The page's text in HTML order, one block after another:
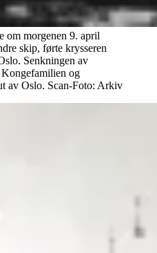
om morgenen 9. april
skip, førte krysseren
Senkningen av
og
av Oslo. Scan-Foto: Arkiv